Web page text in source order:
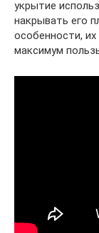
укрытие
накрывать его
особенности,
максимум